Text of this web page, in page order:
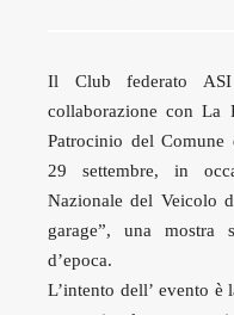
Il Club federato
collaborazione con
Patrocinio del
29 settembre, in
Nazionale del Veicolo
garage”, una
d’epoca.
L’intento dell’ evento